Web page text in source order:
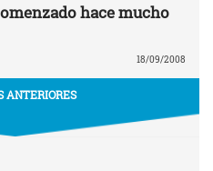
hace mucho
18/09/2008
ANTERIORES